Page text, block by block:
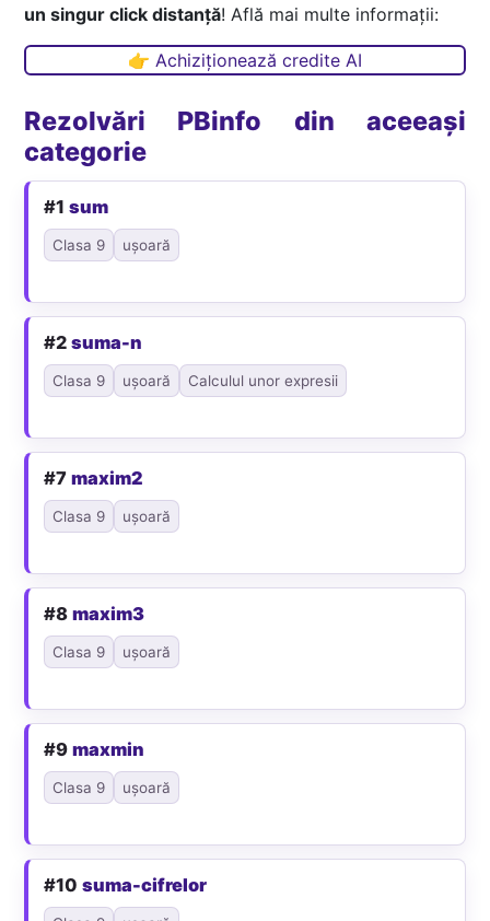
un singur click distanță! Află mai multe informații:
👉 Achiziționează credite AI
Rezolvări PBinfo din aceeași
categorie
#1sum
Clasa 9 ușoară
#2suma-n
Clasa 9 ușoară Calculul unor expresii
#7maxim2
Clasa 9 ușoară
#8maxim3
Clasa 9 ușoară
#9maxmin
Clasa 9 ușoară
#10suma-cifrelor